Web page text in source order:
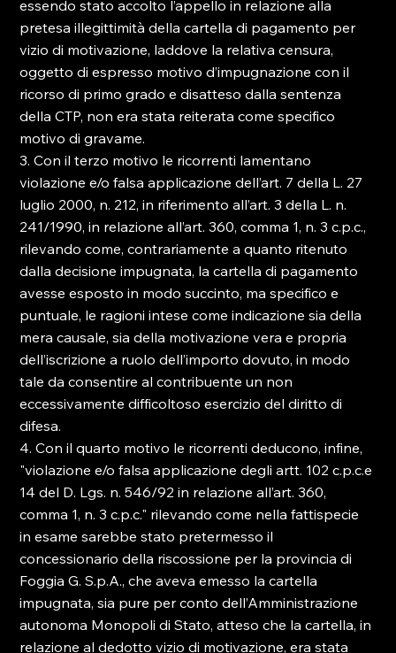
essendo stato accolto l’appello in relazione alla
pretesa illegittimità della cartella di pagamento per
vizio di motivazione, laddove la relativa censura,
oggetto di espresso motivo d’impugnazione con il
ricorso di primo grado e disatteso dalla sentenza
della CTP, non era stata reiterata come specifico
motivo di gravame.
3. Con il terzo motivo le ricorrenti lamentano
violazione e/o falsa applicazione dell’art. 7 della L. 27
luglio 2000, n. 212, in riferimento all’art. 3 della L. n.
241/1990, in relazione all’art. 360, comma 1, n. 3 c.p.c.,
rilevando come, contrariamente a quanto ritenuto
dalla decisione impugnata, la cartella di pagamento
avesse esposto in modo succinto, ma specifico e
puntuale, le ragioni intese come indicazione sia della
mera causale, sia della motivazione vera e propria
dell’iscrizione a ruolo dell’importo dovuto, in modo
tale da consentire al contribuente un non
eccessivamente difficoltoso esercizio del diritto di
difesa.
4. Con il quarto motivo le ricorrenti deducono, infine,
"violazione e/o falsa applicazione degli artt. 102 c.p.c.e
14 del D. Lgs. n. 546/92 in relazione all’art. 360,
comma 1, n. 3 c.p.c." rilevando come nella fattispecie
in esame sarebbe stato pretermesso il
concessionario della riscossione per la provincia di
Foggia G. S.p.A., che aveva emesso la cartella
impugnata, sia pure per conto dell’Amministrazione
autonoma Monopoli di Stato, atteso che la cartella, in
relazione al dedotto vizio di motivazione, era stata